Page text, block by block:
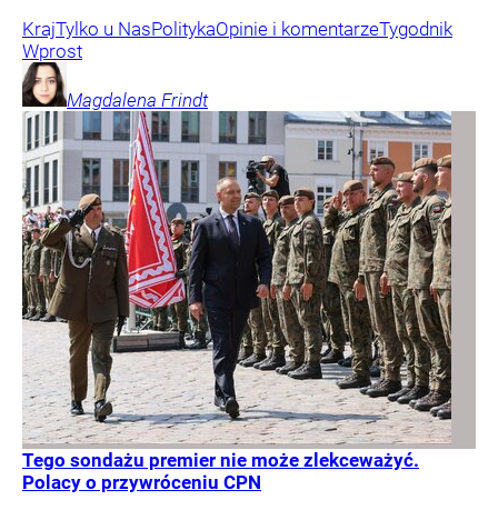
KrajTylko u NasPolitykaOpinie i komentarzeTygodnik
Wprost
Magdalena Frindt
Tego sondażu premier nie może zlekceważyć.
Polacy o przywróceniu CPN